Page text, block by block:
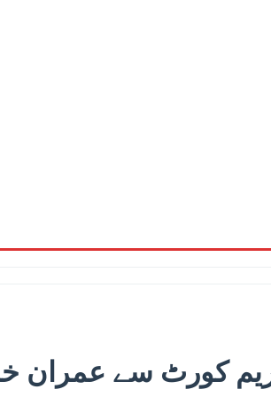
کورٹ سے عمران